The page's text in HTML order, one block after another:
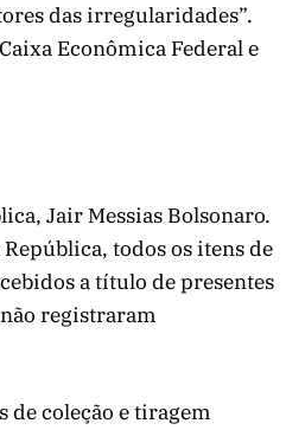
das irregularidades”.
Econômica Federal e
Jair Messias Bolsonaro.
todos os itens de
a título de presentes
registraram
de coleção e tiragem